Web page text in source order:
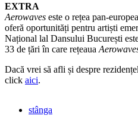
EXTRA
Aerowaves este o rețea pan-
oferă oportunități pentru artiști
Național lal Dansului București
33 de țări în care rețeaua
Dacă vrei să afli și despre
click aici.
stânga